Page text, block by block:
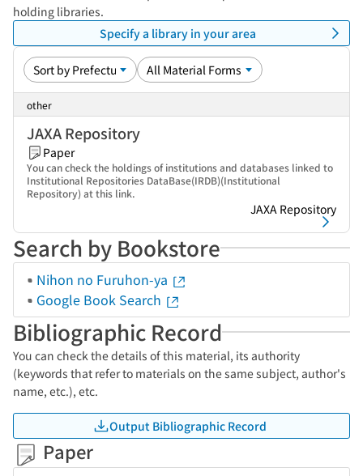
holding libraries.
Specify a library in your area
other
JAXA Repository
Paper
You can check the holdings of institutions and databases linked to
Institutional Repositories DataBase(IRDB)(Institutional
Repository) at this link.
JAXA Repository
Search by Bookstore
Nihon no Furuhon-ya
Google Book Search
Bibliographic Record
You can check the details of this material, its authority
(keywords that refer to materials on the same subject, author's
name, etc.), etc.
Output Bibliographic Record
Paper